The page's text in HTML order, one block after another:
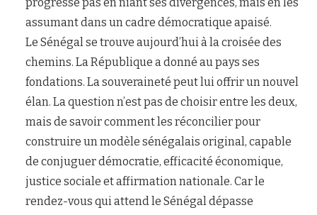
progresse pas en niant ses divergences, mais en les
assumant dans un cadre démocratique apaisé.
Le Sénégal se trouve aujourd’hui à la croisée des
chemins. La République a donné au pays ses
fondations. La souveraineté peut lui offrir un nouvel
élan. La question n’est pas de choisir entre les deux,
mais de savoir comment les réconcilier pour
construire un modèle sénégalais original, capable
de conjuguer démocratie, efficacité économique,
justice sociale et affirmation nationale. Car le
rendez-vous qui attend le Sénégal dépasse